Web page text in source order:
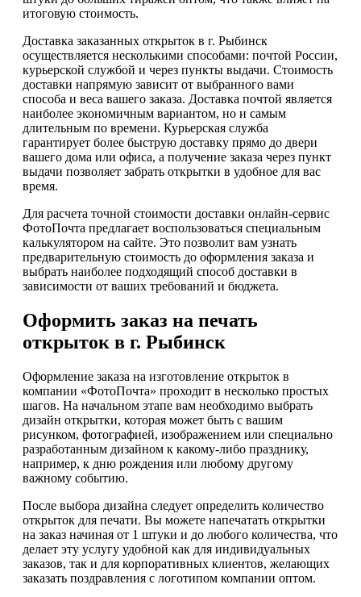
итоговую стоимость.
Доставка заказанных открыток в г. Рыбинск
осуществляется несколькими способами: почтой России,
курьерской службой и через пункты выдачи. Стоимость
доставки напрямую зависит от выбранного вами
способа и веса вашего заказа. Доставка почтой является
наиболее экономичным вариантом, но и самым
длительным по времени. Курьерская служба
гарантирует более быструю доставку прямо до двери
вашего дома или офиса, а получение заказа через пункт
выдачи позволяет забрать открытки в удобное для вас
время.
Для расчета точной стоимости доставки онлайн-сервис
ФотоПочта предлагает воспользоваться специальным
калькулятором на сайте. Это позволит вам узнать
предварительную стоимость до оформления заказа и
выбрать наиболее подходящий способ доставки в
зависимости от ваших требований и бюджета.
Оформить заказ на печать
открыток в г. Рыбинск
Оформление заказа на изготовление открыток в
компании «ФотоПочта» проходит в несколько простых
шагов. На начальном этапе вам необходимо выбрать
дизайн открытки, которая может быть с вашим
рисунком, фотографией, изображением или специально
разработанным дизайном к какому-либо празднику,
например, к дню рождения или любому другому
важному событию.
После выбора дизайна следует определить количество
открыток для печати. Вы можете напечатать открытки
на заказ начиная от 1 штуки и до любого количества, что
делает эту услугу удобной как для индивидуальных
заказов, так и для корпоративных клиентов, желающих
заказать поздравления с логотипом компании оптом.